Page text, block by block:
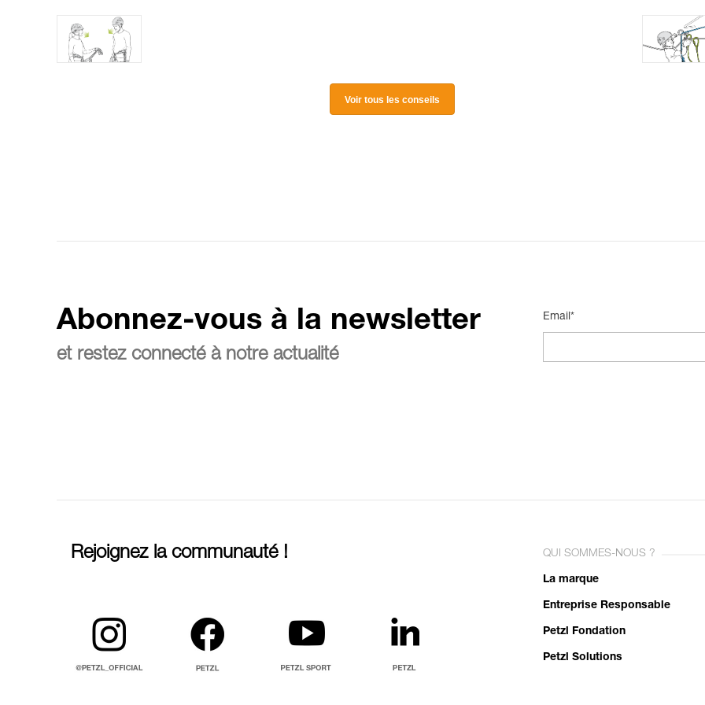
Voir tous les conseils
Abonnez-vous à la newsletter
et restez connecté à notre actualité
Email*
Rejoignez la communauté ! QUI SOMMES-NOUS ?
La marque
Entreprise Responsable
Petzl Fondation
Petzl Solutions